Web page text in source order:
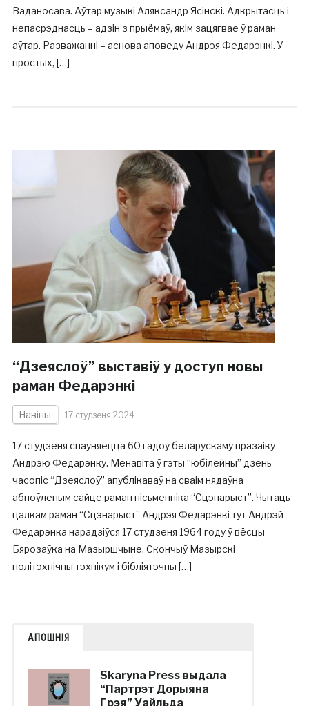
Ваданосава. Аўтар музыкі Аляксандр Ясінскі. Адкрытасць і
непасрэднасць – адзін з прыёмаў, якім зацягвае ў раман
аўтар. Разважанні – аснова аповеду Андрэя Федарэнкі. У
простых, […]
“Дзеяслоў” выставіў у доступ новы
раман Федарэнкі
Навіны 17 студзеня 2024
17 студзеня спаўняецца 60 гадоў беларускаму празаіку
Андрэю Федарэнку. Менавіта ў гэты “юбілейны” дзень
часопіс “Дзеяслоў” апублікаваў на сваім нядаўна
абноўленым сайце раман пісьменніка “Сцэнарыст”. Чытаць
цалкам раман “Сцэнарыст” Андрэя Федарэнкі тут Андрэй
Федарэнка нарадзіўся 17 студзеня 1964 году ў вёсцы
Бярозаўка на Мазыршчыне. Скончыў Мазырскі
політэхнічны тэхнікум і бібліятэчны […]
АПОШНІЯ
Skaryna Press выдала
“Партрэт Дорыяна
Грэя” Уайльда